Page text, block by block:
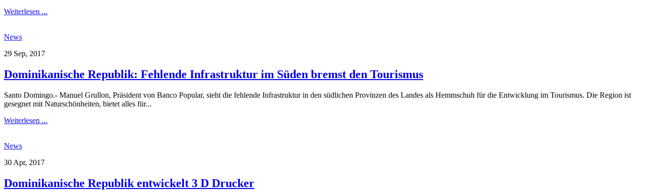
Weiterlesen ...
News
29 Sep, 2017
Dominikanische Republik: Fehlende Infrastruktur im Süden bremst den Tourismus
Santo Domingo.- Manuel Grullon, Präsident von Banco Popular, sieht die fehlende Infrastruktur in den südlichen Provinzen des Landes als Hemmschuh für die Entwicklung im Tourismus. Die Region ist
gesegnet mit Naturschönheiten, bietet alles für...
Weiterlesen ...
News
30 Apr, 2017
Dominikanische Republik entwickelt 3 D Drucker